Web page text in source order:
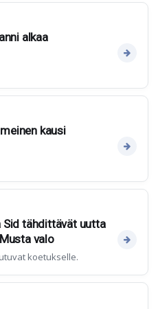
alkaa
kausi
Sid tähdittävät uutta
valo
koetukselle.